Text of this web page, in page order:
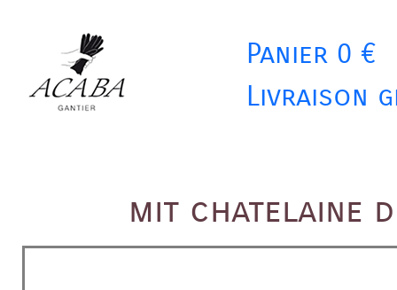
Panier 0 €
Livraison
mit chatelaine